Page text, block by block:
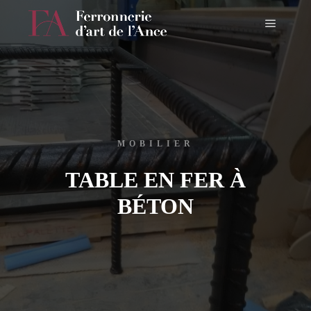
MOBILIER
TABLE EN FER À
BÉTON